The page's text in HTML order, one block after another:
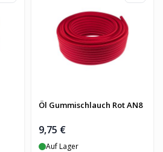
Öl Gummischlauch Rot AN8
9,75 €
Auf Lager